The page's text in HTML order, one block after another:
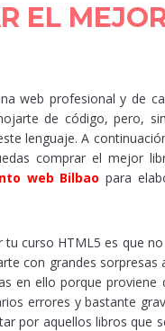
EL
web profesional y de
de código, pero,
lenguaje. A
comprar el mejor
web Bilbao para
curso HTML5 es que
con grandes
en ello porque proviene
errores y bastante
por aquellos libros que